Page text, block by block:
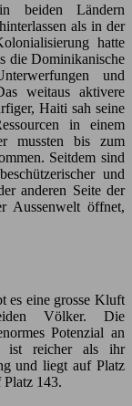
beiden Ländern
als in der
hatte
die Dominikanische
und
weitaus aktivere
Haiti sah seine
in einem
mussten bis zum
Seitdem sind
und
anderen Seite der
Aussenwelt öffnet,
es eine grosse Kluft
Völker. Die
Potenzial an
ist reicher als ihr
und liegt auf Platz
143.